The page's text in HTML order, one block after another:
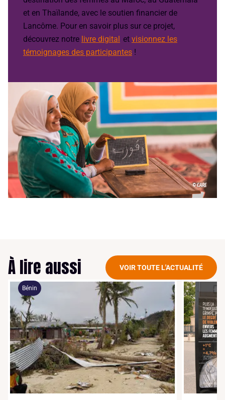
et en Thaïlande, avec le soutien financier de
Lancôme. Pour en savoir plus sur ce projet,
découvrez notre livre digital et visionnez les
témoignages des participantes !
© CARE
À lire aussi VOIR TOUTE L'ACTUALITÉ
Bénin